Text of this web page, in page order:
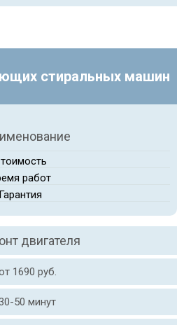
стиральных машин
работ
Гарантия
двигателя
1690 руб.
50 минут